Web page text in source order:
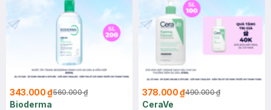
343.000 ₫560.000 ₫
Bioderma
378.000 ₫490.000 ₫
CeraVe